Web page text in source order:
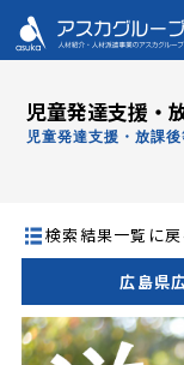
児童発達支援・
児童発達支援・放課
検索結果一覧に戻
広島県